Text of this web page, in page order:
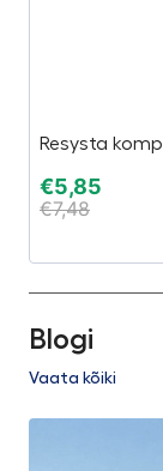
Resysta
€5,85
€7,48
Blogi
Vaata kõiki